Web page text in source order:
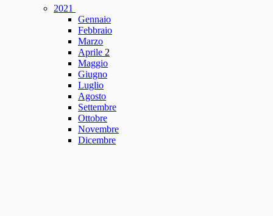
2021
Gennaio
Febbraio
Marzo
Aprile 2
Maggio
Giugno
Luglio
Agosto
Settembre
Ottobre
Novembre
Dicembre